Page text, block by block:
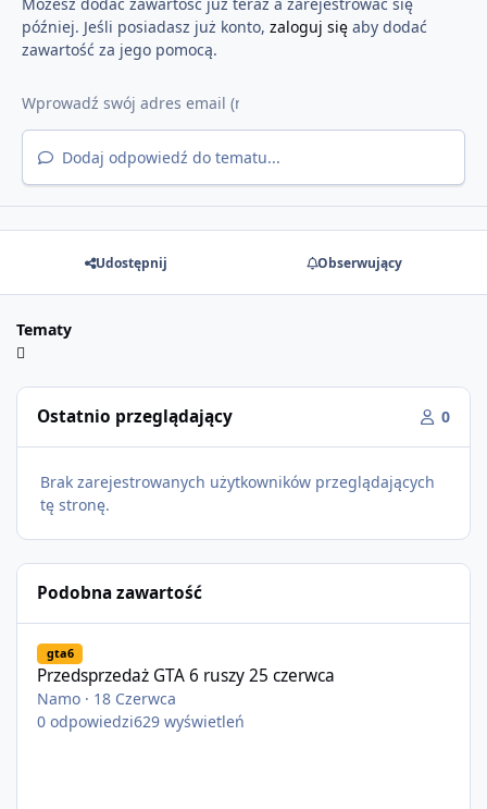
później. Jeśli posiadasz już konto, zaloguj sięaby dodać
zawartość za jego pomocą.
Dodaj odpowiedź do tematu...
Udostępnij Obserwujący
Tematy
Ostatnio przeglądający 0
Brak zarejestrowanych użytkowników przeglądających
tę stronę.
Podobna zawartość
gta6
Przedsprzedaż GTA 6 ruszy 25 czerwca
Namo · 18 Czerwca
0 odpowiedzi629 wyświetleń